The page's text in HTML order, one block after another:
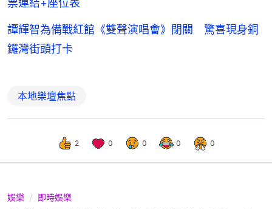
譚輝智為備戰紅館《雙聲演唱會》閉關 驚喜現身銅
鑼灣街頭打卡
本地樂壇焦點
2 0 0 0 0
娛樂 即時娛樂